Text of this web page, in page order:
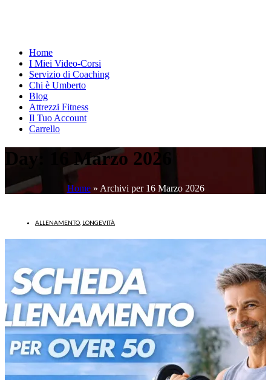
Home
I Miei Video-Corsi
Servizio di Coaching
Chi è Umberto
Blog
Attrezzi Fitness
Il Tuo Account
Carrello
Day: 16 Marzo 2026
Home» Archivi per 16 Marzo 2026
ALLENAMENTO LONGEVITÀ